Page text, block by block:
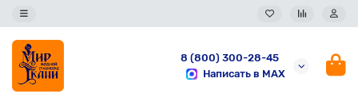
8 (800) 300-28-45
Написать в MAX